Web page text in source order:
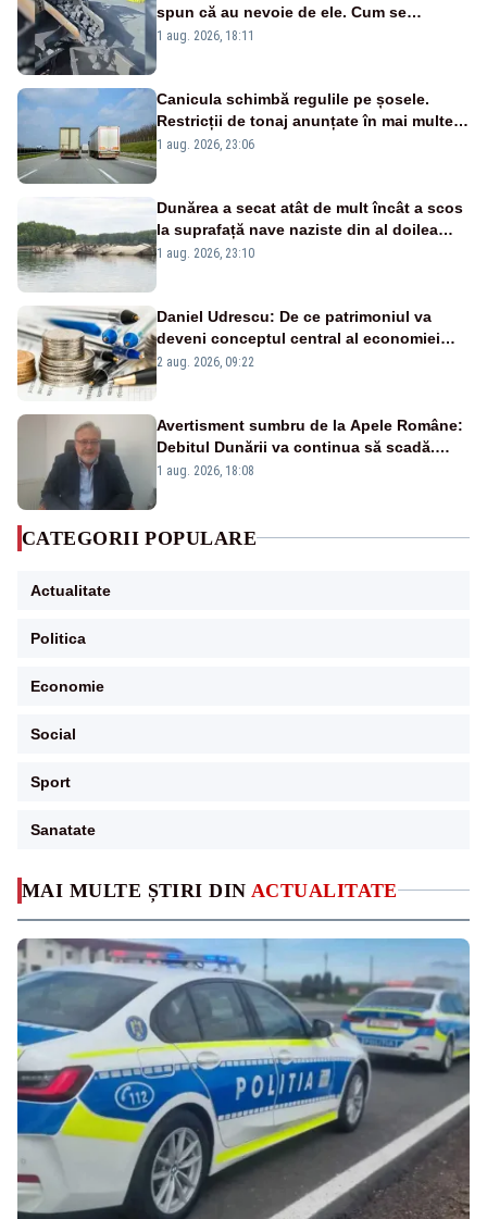
MAI MULTE ȘTIRI DIN ACTUALITATE
spun că au nevoie de ele. Cum se
pasează vina în plină criză energetică
1 aug. 2026, 18:11
Canicula schimbă regulile pe șosele.
Restricții de tonaj anunțate în mai multe
județe
1 aug. 2026, 23:06
Dunărea a secat atât de mult încât a scos
la suprafață nave naziste din al doilea
război mondial
1 aug. 2026, 23:10
Daniel Udrescu: De ce patrimoniul va
deveni conceptul central al economiei
viitoare?
2 aug. 2026, 09:22
Avertisment sumbru de la Apele Române:
Debitul Dunării va continua să scadă.
Cernavodă s-ar putea închide în 4 zile
1 aug. 2026, 18:08
CATEGORII POPULARE
Actualitate
Politica
Economie
Social
Sport
Sanatate